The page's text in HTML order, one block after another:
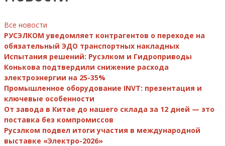
Все новости
РУСЭЛКОМ уведомляет контрагентов о переходе на
обязательный ЭДО транспортных накладных
Испытания решений: Русэлком и Гидроприводы
Конькова подтвердили снижение расхода
электроэнергии на 25-35%
Промышленное оборудование INVT: презентация и
ключевые особенности
От завода в Китае до нашего склада за 12 дней — это
поставка без компромиссов
Русэлком подвел итоги участия в международной
выставке «Электро-2026»